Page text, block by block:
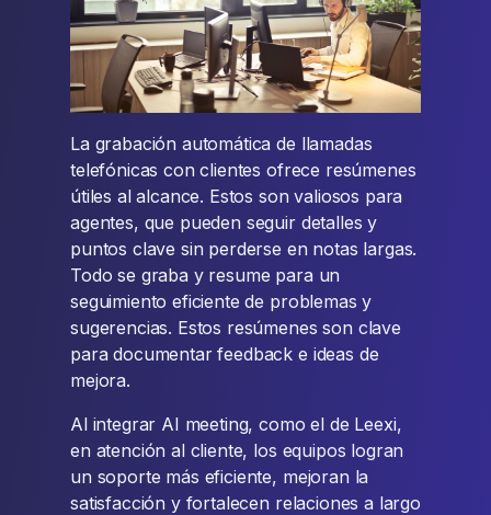
La grabación automática de llamadas
telefónicas con clientes ofrece resúmenes
útiles al alcance. Estos son valiosos para
agentes, que pueden seguir detalles y
puntos clave sin perderse en notas largas.
Todo se graba y resume para un
seguimiento eficiente de problemas y
sugerencias. Estos resúmenes son clave
para documentar feedback e ideas de
mejora.
Al integrar AI meeting, como el de Leexi,
en atención al cliente, los equipos logran
un soporte más eficiente, mejoran la
satisfacción y fortalecen relaciones a largo